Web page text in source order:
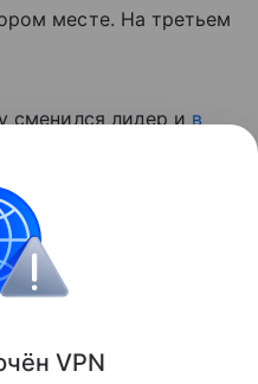
месте. На третьем
сменился лидер ив
своих сыновей имя
девочек, как и
назвали Машей.
ён VPN